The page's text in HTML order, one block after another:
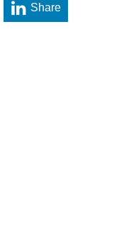
Share